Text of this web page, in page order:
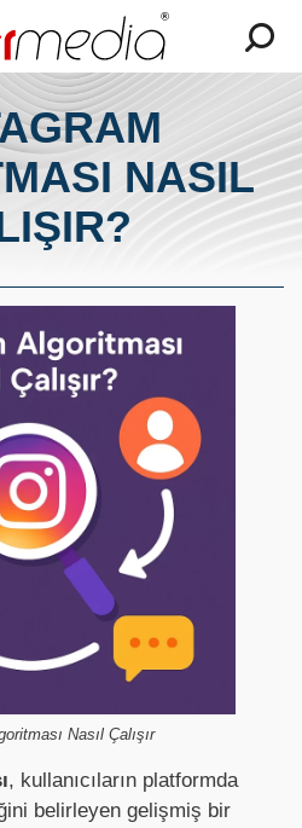
NASIL
Nasıl Çalışır
, kullanıcıların platformda
belirleyen gelişmiş bir